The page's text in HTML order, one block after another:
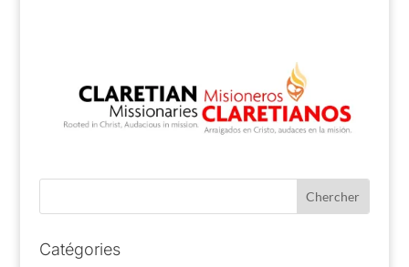
Catégories